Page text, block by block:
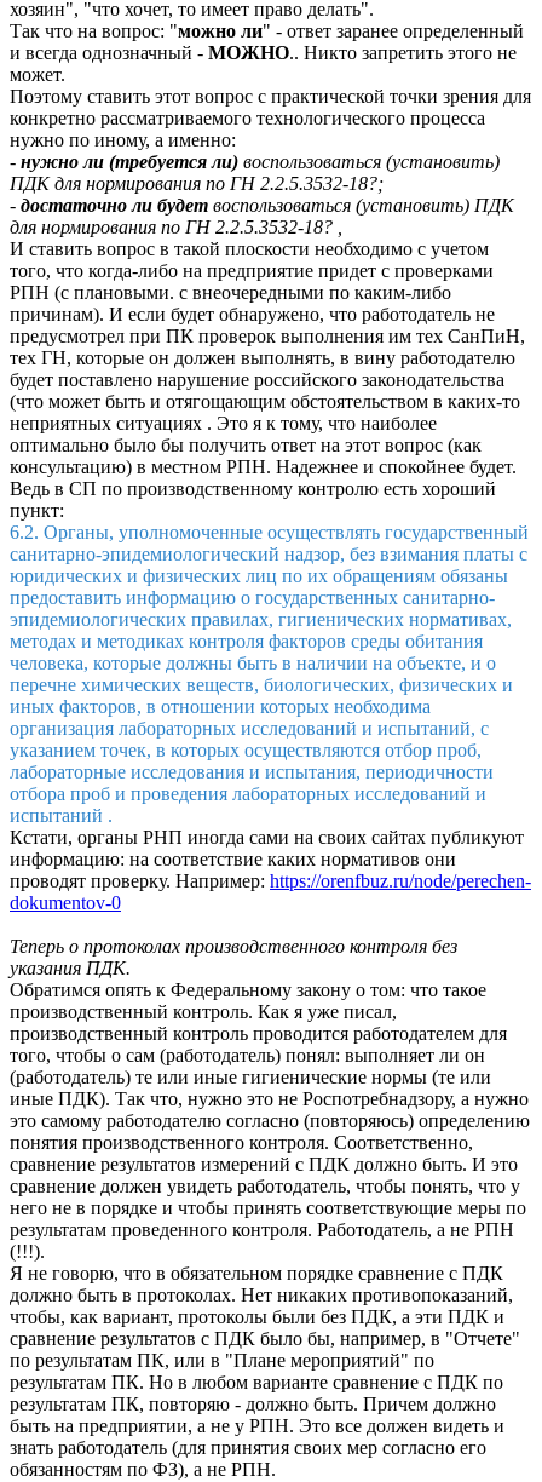
хозяин", "что хочет, то имеет право делать".
Так что на вопрос: "можно ли" - ответ заранее определенный
и всегда однозначный - МОЖНО.. Никто запретить этого не
может.
Поэтому ставить этот вопрос с практической точки зрения для
конкретно рассматриваемого технологического процесса
нужно по иному, а именно:
- нужно ли (требуется ли) воспользоваться (установить)
ПДК для нормирования по ГН 2.2.5.3532-18?;
- достаточно ли будет воспользоваться (установить) ПДК
для нормирования по ГН 2.2.5.3532-18? ,
И ставить вопрос в такой плоскости необходимо с учетом
того, что когда-либо на предприятие придет с проверками
РПН (с плановыми. с внеочередными по каким-либо
причинам). И если будет обнаружено, что работодатель не
предусмотрел при ПК проверок выполнения им тех СанПиН,
тех ГН, которые он должен выполнять, в вину работодателю
будет поставлено нарушение российского законодательства
(что может быть и отягощающим обстоятельством в каких-то
неприятных ситуациях . Это я к тому, что наиболее
оптимально было бы получить ответ на этот вопрос (как
консультацию) в местном РПН. Надежнее и спокойнее будет.
Ведь в СП по производственному контролю есть хороший
пункт:
6.2. Органы, уполномоченные осуществлять государственный
санитарно-эпидемиологический надзор, без взимания платы с
юридических и физических лиц по их обращениям обязаны
предоставить информацию о государственных санитарно-
эпидемиологических правилах, гигиенических нормативах,
методах и методиках контроля факторов среды обитания
человека, которые должны быть в наличии на объекте, и о
перечне химических веществ, биологических, физических и
иных факторов, в отношении которых необходима
организация лабораторных исследований и испытаний, с
указанием точек, в которых осуществляются отбор проб,
лабораторные исследования и испытания, периодичности
отбора проб и проведения лабораторных исследований и
испытаний .
Кстати, органы РНП иногда сами на своих сайтах публикуют
информацию: на соответствие каких нормативов они
проводят проверку. Например: https://orenfbuz.ru/node/perechen-
dokumentov-0
Теперь о протоколах производственного контроля без
указания ПДК.
Обратимся опять к Федеральному закону о том: что такое
производственный контроль. Как я уже писал,
производственный контроль проводится работодателем для
того, чтобы о сам (работодатель) понял: выполняет ли он
(работодатель) те или иные гигиенические нормы (те или
иные ПДК). Так что, нужно это не Роспотребнадзору, а нужно
это самому работодателю согласно (повторяюсь) определению
понятия производственного контроля. Соответственно,
сравнение результатов измерений с ПДК должно быть. И это
сравнение должен увидеть работодатель, чтобы понять, что у
него не в порядке и чтобы принять соответствующие меры по
результатам проведенного контроля. Работодатель, а не РПН
(!!!).
Я не говорю, что в обязательном порядке сравнение с ПДК
должно быть в протоколах. Нет никаких противопоказаний,
чтобы, как вариант, протоколы были без ПДК, а эти ПДК и
сравнение результатов с ПДК было бы, например, в "Отчете"
по результатам ПК, или в "Плане мероприятий" по
результатам ПК. Но в любом варианте сравнение с ПДК по
результатам ПК, повторяю - должно быть. Причем должно
быть на предприятии, а не у РПН. Это все должен видеть и
знать работодатель (для принятия своих мер согласно его
обязанностям по ФЗ), а не РПН.